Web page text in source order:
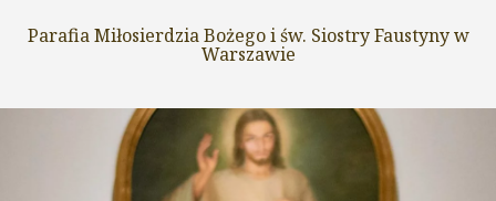
Parafia Miłosierdzia Bożego i św. Siostry Faustyny w
Warszawie